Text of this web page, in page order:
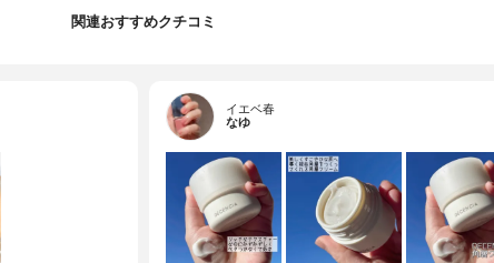
関連おすすめクチコミ
イエベ春
なゆ